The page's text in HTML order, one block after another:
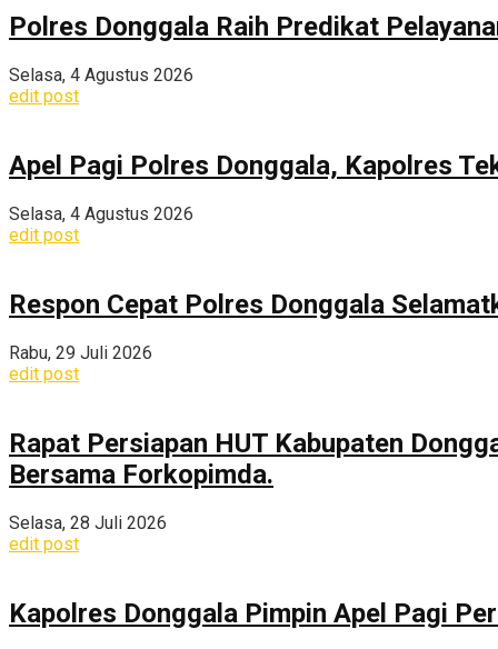
Polres Donggala Raih Predikat
Selasa, 4 Agustus 2026
edit post
Apel Pagi Polres Donggala, Kapolres
Selasa, 4 Agustus 2026
edit post
Respon Cepat Polres Donggala
Rabu, 29 Juli 2026
edit post
Rapat Persiapan HUT Kabupaten
Bersama Forkopimda.
Selasa, 28 Juli 2026
edit post
Kapolres Donggala Pimpin Apel Pagi